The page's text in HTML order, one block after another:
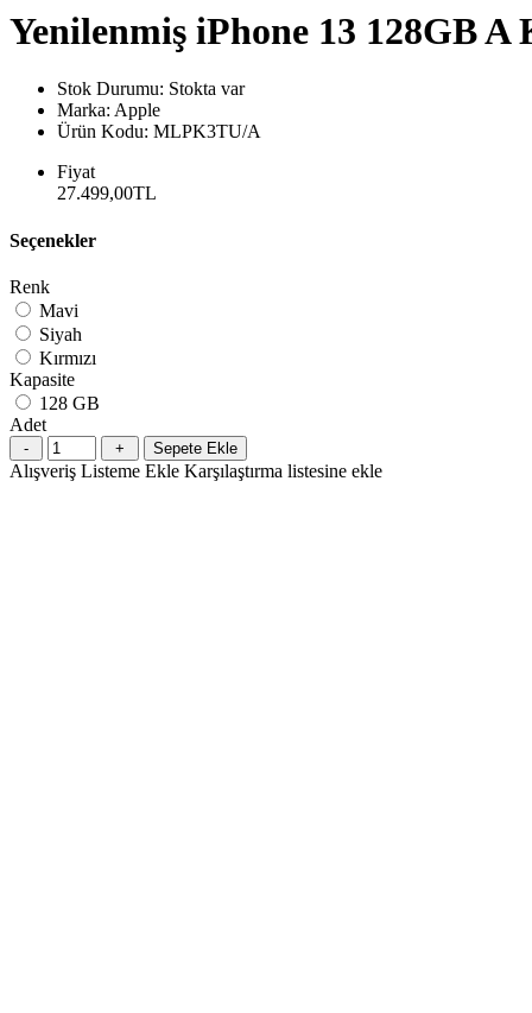
Yenilenmiş iPhone 13 128GB A
Stok Durumu: Stokta var
Marka: Apple
Ürün Kodu: MLPK3TU/A
Fiyat
27.499,00TL
Seçenekler
Renk
Mavi
Siyah
Kırmızı
Kapasite
128 GB
Adet
Sepete Ekle
Alışveriş Listeme Ekle Karşılaştırma listesine ekle